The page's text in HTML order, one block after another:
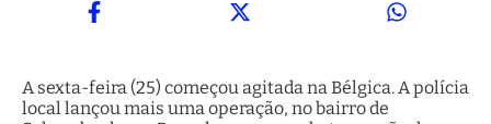
A sexta-feira (25) começou agitada na Bélgica. A polícia
local lançou mais uma operação, no bairro de